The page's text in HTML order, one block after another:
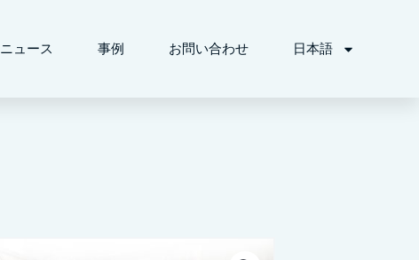
ニュース 事例 お問い合わせ 日本語